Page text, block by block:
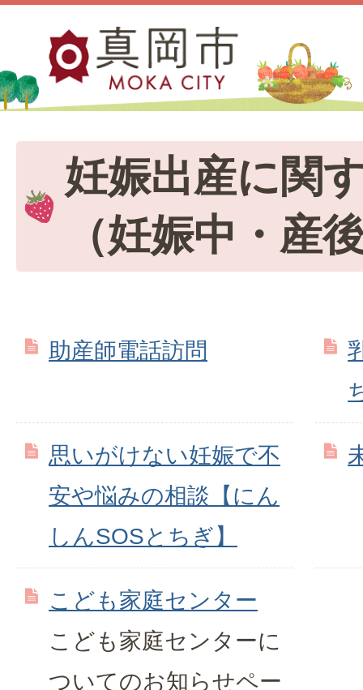
妊娠出産に関
（妊娠中・産
助産師電話訪問
思いがけない妊娠で不
安や悩みの相談【にん
しんSOSとちぎ】
こども家庭センター
こども家庭センターに
ついてのお知らせペー